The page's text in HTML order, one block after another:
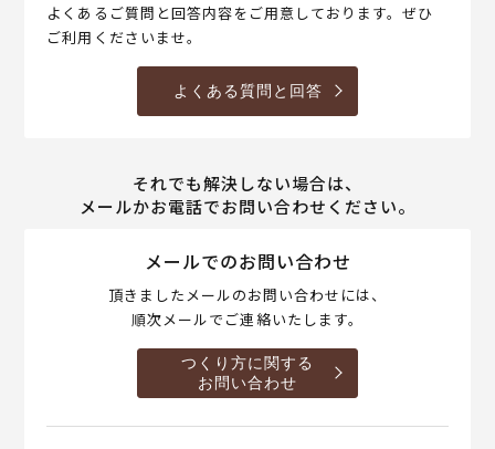
よくあるご質問と回答内容をご用意しております。ぜひ
ご利用くださいませ。
よくある質問と回答
それでも解決しない場合は、
メールかお電話でお問い合わせください。
メールでのお問い合わせ
頂きましたメールのお問い合わせには、
順次メールでご連絡いたします。
つくり方に関する
お問い合わせ